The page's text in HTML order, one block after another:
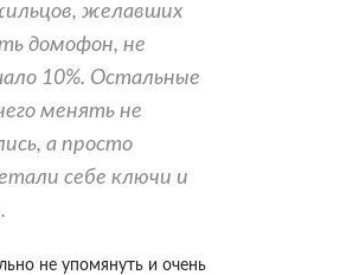
желавших
домофон, не
10%. Остальные
менять не
а просто
себе ключи и
не упомянуть и очень